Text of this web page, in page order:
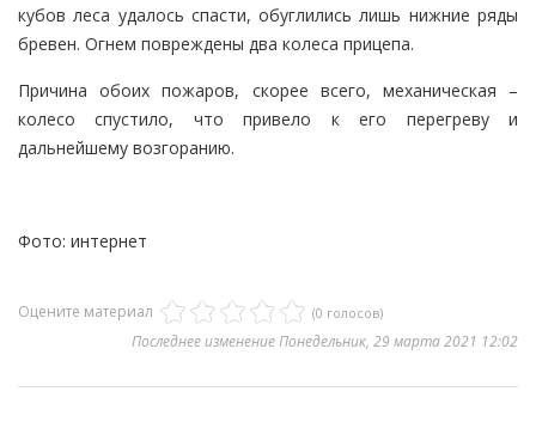
кубов леса удалось спасти, обуглились лишь нижние ряды
бревен. Огнем повреждены два колеса прицепа.
Причина обоих пожаров, скорее всего, механическая –
колесо спустило, что привело к его перегреву и
дальнейшему возгоранию.
Фото: интернет
Оцените материал (0 голосов)
Последнее изменение Понедельник, 29 марта 2021 12:02